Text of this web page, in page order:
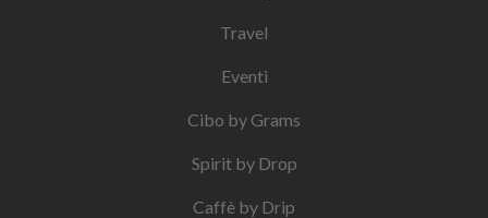
Travel
Eventi
Cibo by Grams
Spirit by Drop
Caffè by Drip